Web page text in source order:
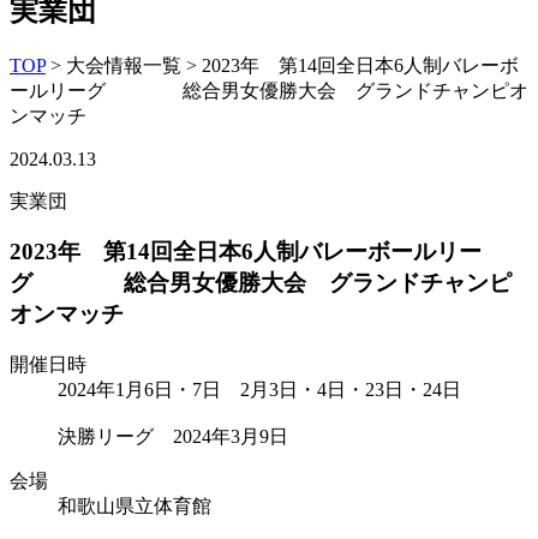
実業団
TOP > 大会情報一覧 > 2023年 第14回全日本6人制バレーボ
ールリーグ 総合男女優勝大会 グランドチャンピオ
ンマッチ
2024.03.13
実業団
2023年 第14回全日本6人制バレーボールリー
グ 総合男女優勝大会 グランドチャンピ
オンマッチ
開催日時
2024年1月6日・7日 2月3日・4日・23日・24日
決勝リーグ 2024年3月9日
会場
和歌山県立体育館